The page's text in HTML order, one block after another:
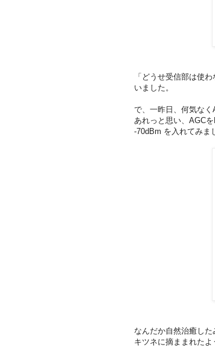
「どうせ受信部は使
いました。
で、一昨日、何気なく
あれっと思い、AGC
-70dBm を入れてみま
なんだか自然治癒した
キツネに摘ままれたよ